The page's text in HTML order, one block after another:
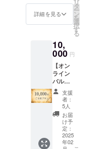
バルー
ンアー
配送さ
せてい
ただく
ので、
ご住所
などの
ご入力
をお願
いいた
しま
す。
「バ
ルーン
アート
ぜひご
感想な
けまし
たら幸
いで
す。
のお手
紙 ・当
日の講
演アー
動画を
シーク
レット
配信
「初心
者でも
出来る
バルー
ンアー
ト教室
にご招
待（オ
ンライ
ン）」
詳細を見る
リ
タ
ー
ン
を
選
択
す
る
10,
000 円
【オン
ライン
バルー
ンアー
ト教室
に3カ月
ご招
待】 ・
お礼の
お手紙
・当日
支援
者：
5人
お届
け予
定：
2025
年02